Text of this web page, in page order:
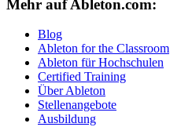
Mehr auf Ableton.com:
Blog
Ableton for the Classroom
Ableton für Hochschulen
Certified Training
Über Ableton
Stellenangebote
Ausbildung